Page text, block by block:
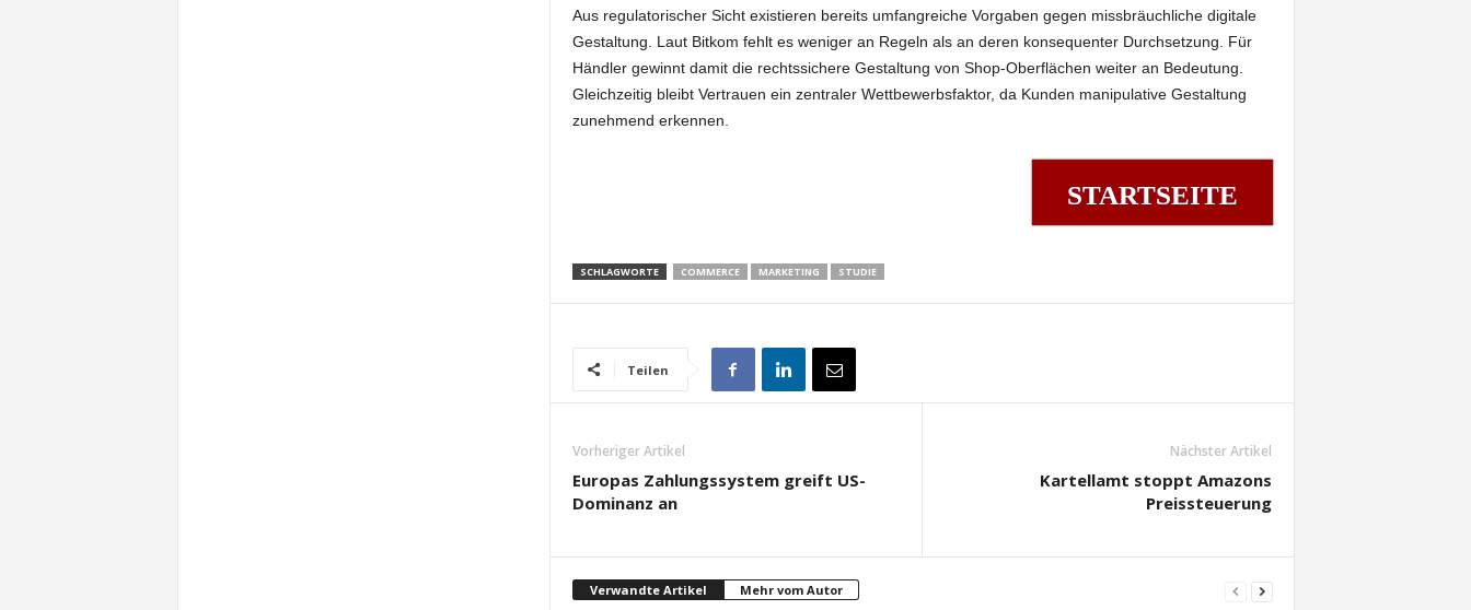
Aus regulatorischer Sicht existieren bereits umfangreiche Vorgaben gegen missbräuchliche digitale
Gestaltung. Laut Bitkom fehlt es weniger an Regeln als an deren konsequenter Durchsetzung. Für
Händler gewinnt damit die rechtssichere Gestaltung von Shop-Oberflächen weiter an Bedeutung.
Gleichzeitig bleibt Vertrauen ein zentraler Wettbewerbsfaktor, da Kunden manipulative Gestaltung
zunehmend erkennen.
STARTSEITE
SCHLAGWORTE COMMERCE MARKETING STUDIE
Teilen
Vorheriger Artikel
Europas Zahlungssystem greift US-
Dominanz an
Nächster Artikel
Kartellamt stoppt Amazons
Preissteuerung
Verwandte Artikel Mehr vom Autor